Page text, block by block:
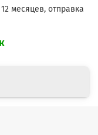
месяцев, отправка